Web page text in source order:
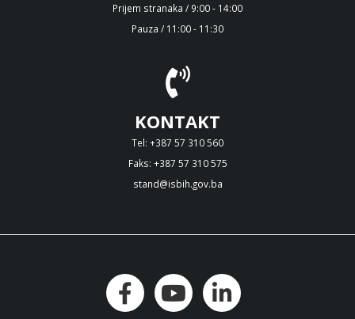
Prijem stranaka / 9:00 - 14:00
Pauza / 11:00 - 11:30
KONTAKT
Tel: +387 57 310 560
Faks: +387 57 310 575
stand@isbih.gov.ba